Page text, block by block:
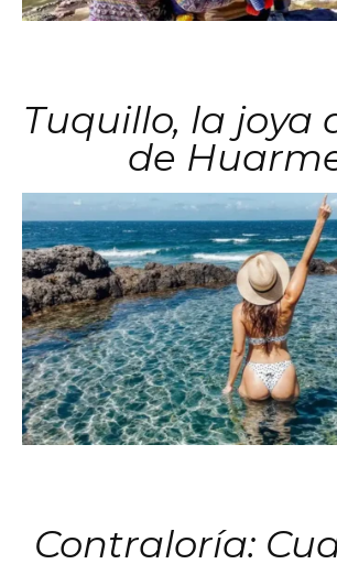
Tuquillo, la joya
de
Contraloría: